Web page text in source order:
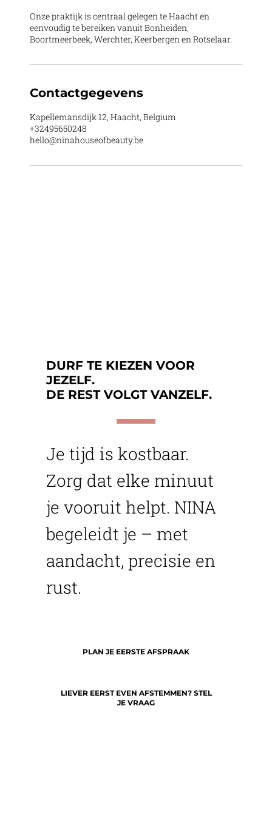
Onze praktijk is centraal gelegen te Haacht en
eenvoudig te bereiken vanuit Bonheiden,
Boortmeerbeek, Werchter, Keerbergen en Rotselaar.
Contactgegevens
Kapellemansdijk 12, Haacht, Belgium
+32495650248
hello@ninahouseofbeauty.be
DURF TE KIEZEN VOOR
JEZELF.
DE REST VOLGT VANZELF.
Je tijd is kostbaar.
Zorg dat elke minuut
je vooruit helpt. NINA
begeleidt je – met
aandacht, precisie en
rust.
PLAN JE EERSTE AFSPRAAK
LIEVER EERST EVEN AFSTEMMEN? STEL
JE VRAAG